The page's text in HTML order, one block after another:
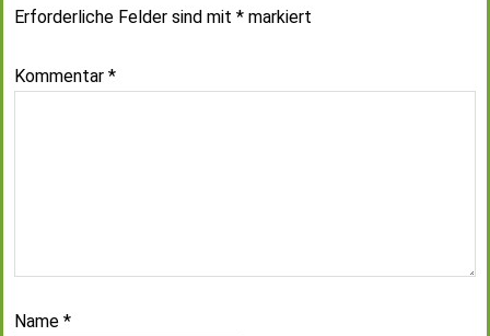
Erforderliche Felder sind mit * markiert
Kommentar *
Name *